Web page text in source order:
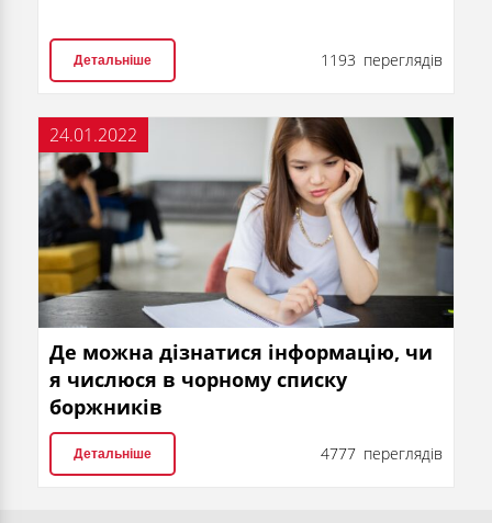
Детальніше 1193 переглядів
24.01.2022
Де можна дізнатися інформацію, чи
я числюся в чорному списку
боржників
Детальніше 4777 переглядів